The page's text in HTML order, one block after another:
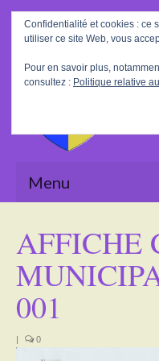
Rechercher
:
Menu
La Mairie
Le village
AFFICHE
001
| 0
Confidentialité et cookies : ce
utiliser ce site Web, vous
Pour en savoir plus,
consultez : Politique relative